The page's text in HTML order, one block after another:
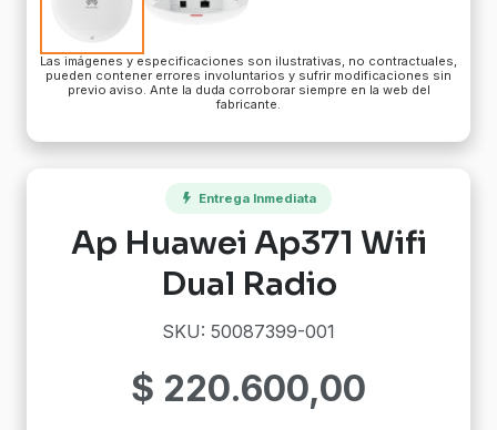
Las imágenes y especificaciones son ilustrativas, no contractuales,
pueden contener errores involuntarios y sufrir modificaciones sin
previo aviso. Ante la duda corroborar siempre en la web del
fabricante.
Entrega Inmediata
Ap Huawei Ap371 Wifi
Dual Radio
SKU: 50087399-001
$ 220.600,00